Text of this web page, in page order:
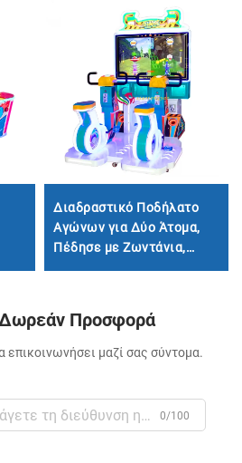
Διαδραστικό Ποδήλατο
Αγώνων για Δύο Άτομα,
Πέδησε με Ζωντάνια,
Νίκησε Όλον τον Αγώνα!
Προσφορά
μαζί σας σύντομα.
0/100